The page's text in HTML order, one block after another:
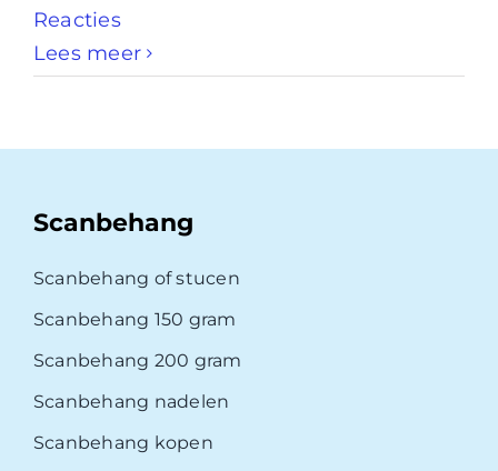
Reacties
Lees meer
Scanbehang
Scanbehang of stucen
Scanbehang 150 gram
Scanbehang 200 gram
Scanbehang nadelen
Scanbehang kopen